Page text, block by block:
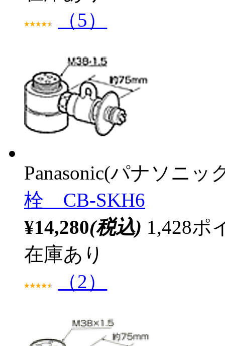
（5）
Panasonic(パナソニッ
栓 CB-SKH6
¥14,280(税込) 1,428ポ
在庫あり
（2）